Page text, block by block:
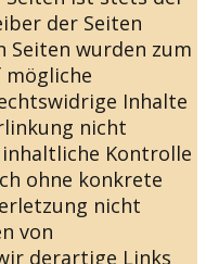
der Seiten
wurden zum
Inhalte
nicht
Kontrolle
ohne konkrete
nicht
von
derartige Links